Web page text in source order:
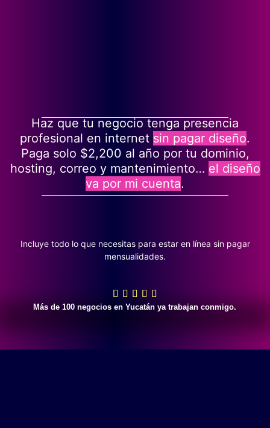
Haz que tu negocio tenga presencia
profesional en internet sin pagar diseño.
Paga solo $2,200 al año por tu dominio,
hosting, correo y mantenimiento… el diseño
va por mi cuenta.
Incluye todo lo que necesitas para estar en línea sin pagar
mensualidades.
Más de 100 negocios en Yucatán ya trabajan conmigo.